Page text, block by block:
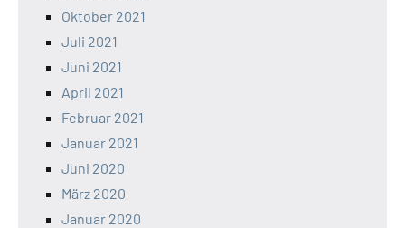
Oktober 2021
Juli 2021
Juni 2021
April 2021
Februar 2021
Januar 2021
Juni 2020
März 2020
Januar 2020